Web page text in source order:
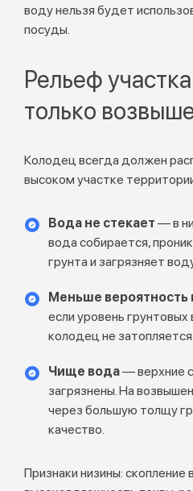
воду нельзя будет
посуды.
Рельеф
только
Колодец всегда должен
высоком участке
Вода не стекает — в
вода собирается,
грунта и загрязняет
Меньше вероятность
если уровень
колодец не затопляется.
Чище вода— верхние
загрязнены. На
через большую толщу
качество.
Признаки низины: